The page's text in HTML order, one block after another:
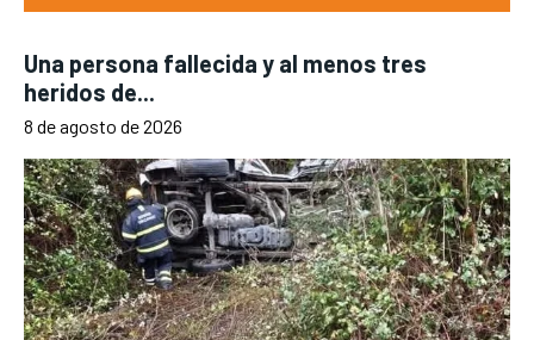
Una persona fallecida y al menos tres
heridos de...
8 de agosto de 2026